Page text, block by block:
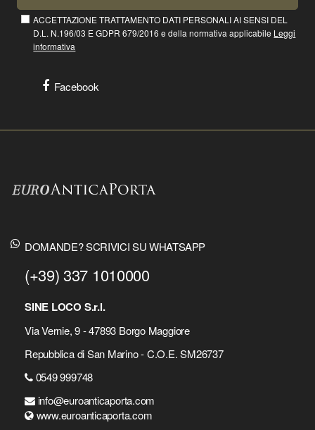
ACCETTAZIONE TRATTAMENTO DATI PERSONALI AI SENSI DEL
D.L. N.196/03 E GDPR 679/2016 e della normativa applicabile Leggi
informativa
Facebook
DOMANDE? SCRIVICI SU WHATSAPP
(+39) 337 1010000
SINE LOCO S.r.l.
Via Vernie, 9 - 47893 Borgo Maggiore
Repubblica di San Marino - C.O.E. SM26737
0549 999748
info@euroanticaporta.com
www.euroanticaporta.com